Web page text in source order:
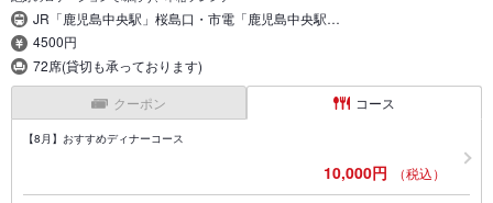
JR「鹿児島中央駅」桜島口・市電「鹿児島中央駅…
4500円
72席(貸切も承っております)
クーポン コース
【8月】おすすめディナーコース
10,000円 （税込）